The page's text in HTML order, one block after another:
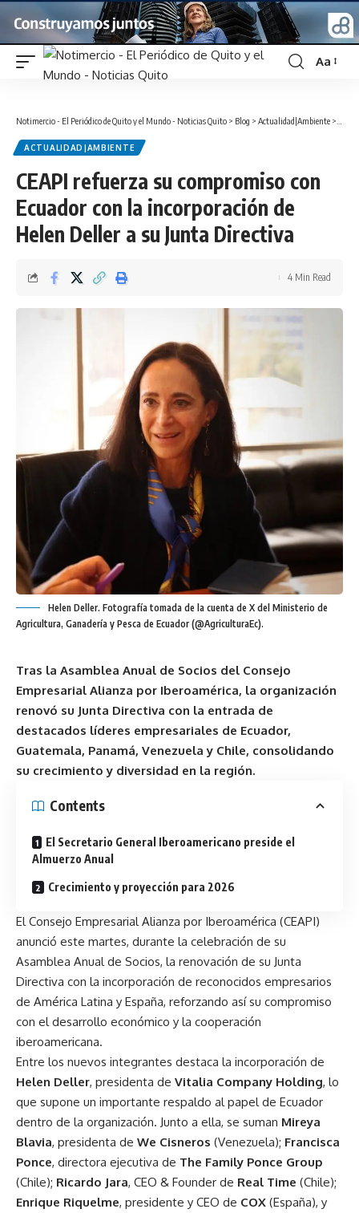
Font
Aa
Notimercio - El Periódico de Quito y el Mundo - Noticias Quito > Blog > Actualidad|Ambiente >
ACTUALIDAD|AMBIENTE
CEAPI refuerza su compromiso con
Ecuador con la incorporación de
Helen Deller a su Junta Directiva
4 Min Read
Helen Deller. Fotografía tomada de la cuenta de X del Ministerio de
Agricultura, Ganadería y Pesca de Ecuador (@AgriculturaEc).
Tras la Asamblea Anual de Socios del Consejo
Empresarial Alianza por Iberoamérica, la organización
renovó su Junta Directiva con la entrada de
destacados líderes empresariales de Ecuador,
Guatemala, Panamá, Venezuela y Chile, consolidando
su crecimiento y diversidad en la región.
Contents
El Secretario General Iberoamericano preside el
Almuerzo Anual
Crecimiento y proyección para 2026
El Consejo Empresarial Alianza por Iberoamérica (CEAPI)
anunció este martes, durante la celebración de su
Asamblea Anual de Socios, la renovación de su Junta
Directiva con la incorporación de reconocidos empresarios
de América Latina y España, reforzando así su compromiso
con el desarrollo económico y la cooperación
iberoamericana.
Entre los nuevos integrantes destaca la incorporación de
Helen Deller, presidenta de Vitalia Company Holding, lo
que supone un importante respaldo al papel de Ecuador
dentro de la organización. Junto a ella, se suman Mireya
Blavia, presidenta de We Cisneros (Venezuela); Francisca
Ponce, directora ejecutiva de The Family Ponce Group
(Chile); Ricardo Jara, CEO & Founder de Real Time (Chile);
Enrique Riquelme, presidente y CEO de COX (España), y